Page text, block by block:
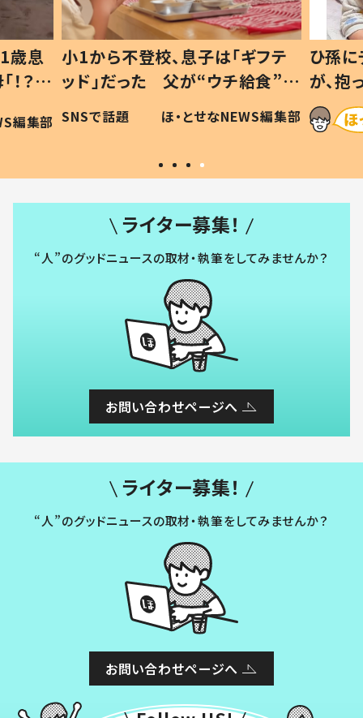
歳息
？」
編集部
小1から不登校、息子は「ギフテ
ッド」だった 父が“ウチ給食”を
作り続ける理由とは #令和の親
#令和の子
SNSで話題 ほ・とせなNEWS編集部
ひ孫
が、
「涙が
い」
ライター募集！
“人”のグッドニュースの取材・執筆をしてみませんか？
お問い合わせページへ
ライター募集！
“人”のグッドニュースの取材・執筆をしてみませんか？
お問い合わせページへ